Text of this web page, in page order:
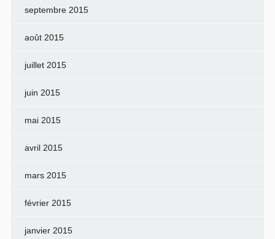
septembre 2015
août 2015
juillet 2015
juin 2015
mai 2015
avril 2015
mars 2015
février 2015
janvier 2015